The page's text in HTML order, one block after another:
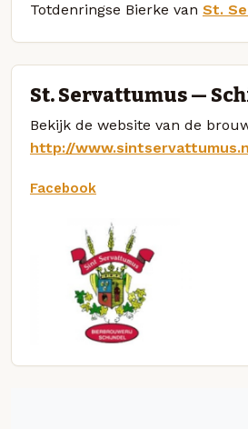
Totdenringse Bierke van St.
St. Servattumus —
Bekijk de website van de
http://
Facebook